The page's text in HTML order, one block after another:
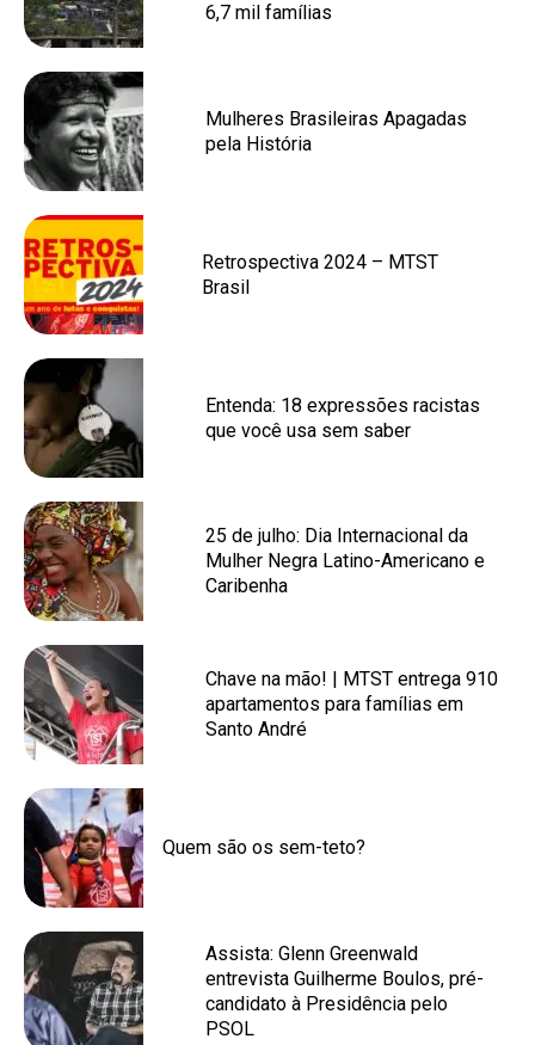
6,7 mil famílias
Mulheres Brasileiras Apagadas
pela História
Retrospectiva 2024 – MTST
Brasil
Entenda: 18 expressões racistas
que você usa sem saber
25 de julho: Dia Internacional da
Mulher Negra Latino-Americano e
Caribenha
Chave na mão! | MTST entrega 910
apartamentos para famílias em
Santo André
Quem são os sem-teto?
Assista: Glenn Greenwald
entrevista Guilherme Boulos, pré-
candidato à Presidência pelo
PSOL